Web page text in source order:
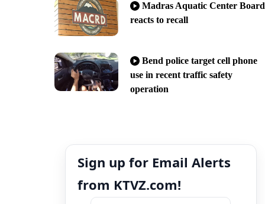
Madras Aquatic Center Board
reacts to recall
Bend police target cell phone
use in recent traffic safety
operation
Sign up for Email Alerts
from KTVZ.com!